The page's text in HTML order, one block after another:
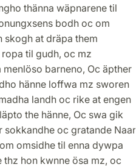
thänna wäpnarene til
bodh oc om
skogh at dräpa them
til gudh, oc mz
barneno, Oc äpther
hänne loffwa mz sworen
landh oc rike at engen
the hänne, Oc swa gik
sokkandhe oc gratande Naar
omsidhe til enna dywpa
thz hon kwnne ösa mz, oc